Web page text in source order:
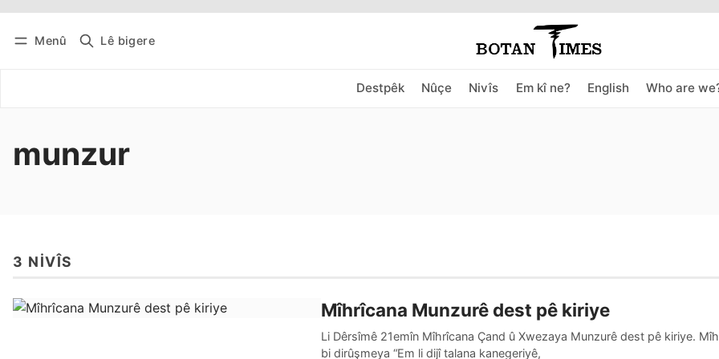
Menû Lê bigere
Destpêk Nûçe Nivîs Em kî ne? English Who are
Têkevê Bûltena belaş bistîne
munzur
3 NIVÎS
Mîhrîcana Munzurê dest pê kiriye
Li Dêrsîmê 21emîn Mîhrîcana Çand û Xwezaya Munzurê dest pê kiriye.
bi dirûşmeya “Em li dijî talana kanegeriyê,